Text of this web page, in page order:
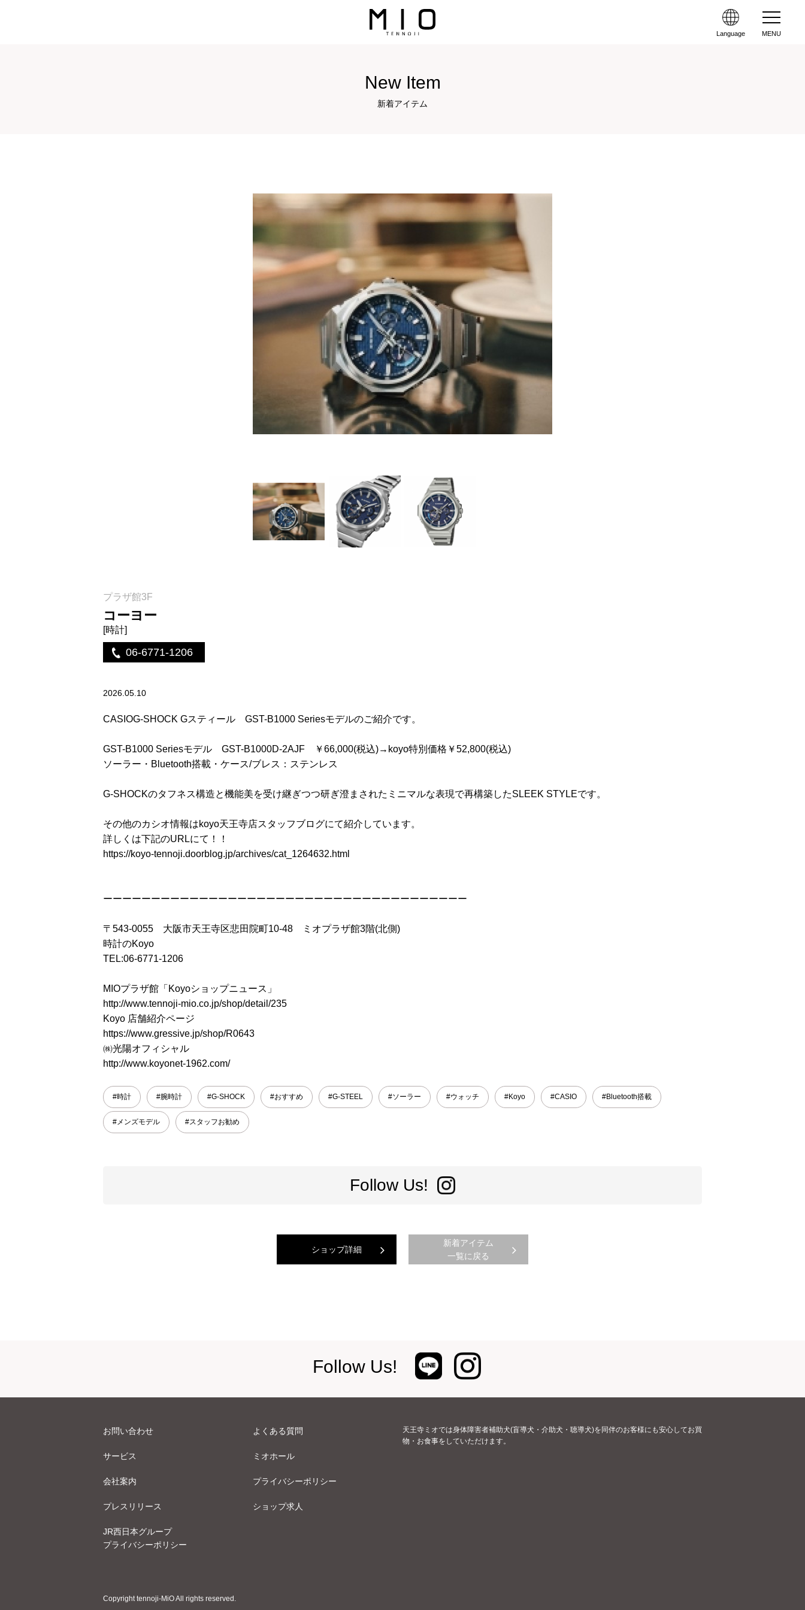
Language MENU
New Item
新着アイテム
プラザ館3F
コーヨー
[時計]
06-6771-1206
2026.05.10
CASIOG-SHOCK Gスティール GST-B1000 Seriesモデルのご紹介です。
GST-B1000 Seriesモデル GST-B1000D-2AJF ￥66,000(税込)→koyo特別価格￥52,800(税込)
ソーラー・Bluetooth搭載・ケース/ブレス：ステンレス
G-SHOCKのタフネス構造と機能美を受け継ぎつつ研ぎ澄まされたミニマルな表現で再構築したSLEEK STYLEです。
その他のカシオ情報はkoyo天王寺店スタッフブログにて紹介しています。
詳しくは下記のURLにて！！
https://koyo-tennoji.doorblog.jp/archives/cat_1264632.html
ーーーーーーーーーーーーーーーーーーーーーーーーーーーーーーーーーーーーーー
〒543-0055 大阪市天王寺区悲田院町10-48 ミオプラザ館3階(北側)
時計のKoyo
TEL:06-6771-1206
MIOプラザ館「Koyoショップニュース」
http://www.tennoji-mio.co.jp/shop/detail/235
Koyo 店舗紹介ページ
https://www.gressive.jp/shop/R0643
㈱光陽オフィシャル
http://www.koyonet-1962.com/
#時計 #腕時計 #G-SHOCK #おすすめ #G-STEEL #ソーラー #ウォッチ #Koyo #CASIO #Bluetooth搭載
#メンズモデル #スタッフお勧め
Follow Us!
ショップ詳細
新着アイテム
一覧に戻る
Follow Us!
お問い合わせ よくある質問
サービス ミオホール
会社案内 プライバシーポリシー
プレスリリース ショップ求人
JR西日本グループ
プライバシーポリシー
天王寺ミオでは身体障害者補助犬(盲導犬・介助犬・聴導犬)を同伴のお客様にも安心してお買
物・お食事をしていただけます。
Copyright tennoji-MiO All rights reserved.